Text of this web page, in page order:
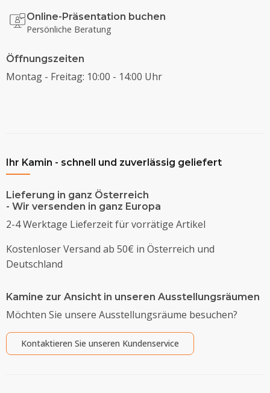
Online-Präsentation buchen
Persönliche Beratung
Öffnungszeiten
Montag - Freitag: 10:00 - 14:00 Uhr
Ihr Kamin - schnell und zuverlässig geliefert
Lieferung in ganz Österreich
- Wir versenden in ganz Europa
2-4 Werktage Lieferzeit für vorrätige Artikel
Kostenloser Versand ab 50€ in Österreich und
Deutschland
Kamine zur Ansicht in unseren Ausstellungsräumen
Möchten Sie unsere Ausstellungsräume besuchen?
Kontaktieren Sie unseren Kundenservice